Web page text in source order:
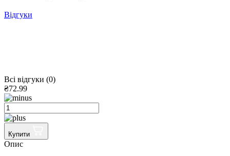
Відгуки
Всі відгуки (0)
₴72.99
Купити
Опис